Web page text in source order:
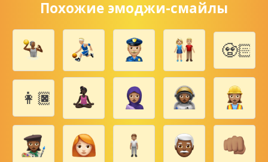
Похожие эмоджи-смайлы
🧟🏻
👩🏿‍👧🏿‍👦🏿